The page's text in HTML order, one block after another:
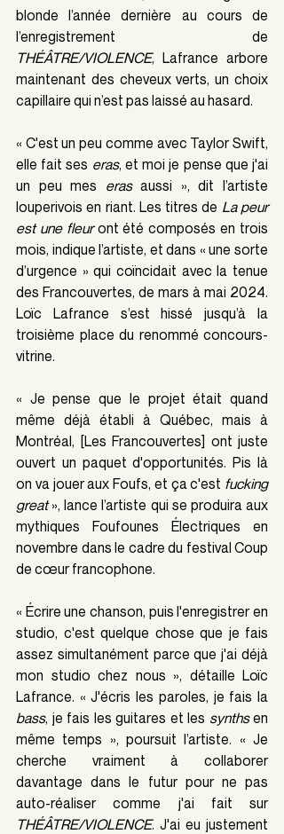
blonde l’année dernière au cours de
THÉÂTRE/VIOLENCE, Lafrance arbore
maintenant des cheveux verts, un choix
capillaire qui n’est pas laissé au hasard.
« C'est un peu comme avec Taylor Swift,
elle fait ses eras, et moi je pense que j'ai
un peu mes eras aussi », dit l’artiste
louperivois en riant. Les titres de La peur
est une fleur ont été composés en trois
mois, indique l’artiste, et dans « une sorte
d’urgence » qui coïncidait avec la tenue
des Francouvertes, de mars à mai 2024.
Loïc Lafrance s’est hissé jusqu’à la
troisième place du renommé concours-
vitrine.
« Je pense que le projet était quand
même déjà établi à Québec, mais à
Montréal, [Les Francouvertes] ont juste
ouvert un paquet d'opportunités. Pis là
on va jouer aux Foufs, et ça c'est fucking
great », lance l’artiste qui se produira aux
mythiques Foufounes Électriques en
novembre dans le cadre du festival Coup
de cœur francophone.
« Écrire une chanson, puis l'enregistrer en
studio, c'est quelque chose que je fais
assez simultanément parce que j'ai déjà
mon studio chez nous », détaille Loïc
bass, je fais les guitares et les synths en
même temps », poursuit l’artiste. « Je
cherche vraiment à collaborer
davantage dans le futur pour ne pas
auto-réaliser comme j'ai fait sur
THÉÂTRE/VIOLENCE. J'ai eu justement